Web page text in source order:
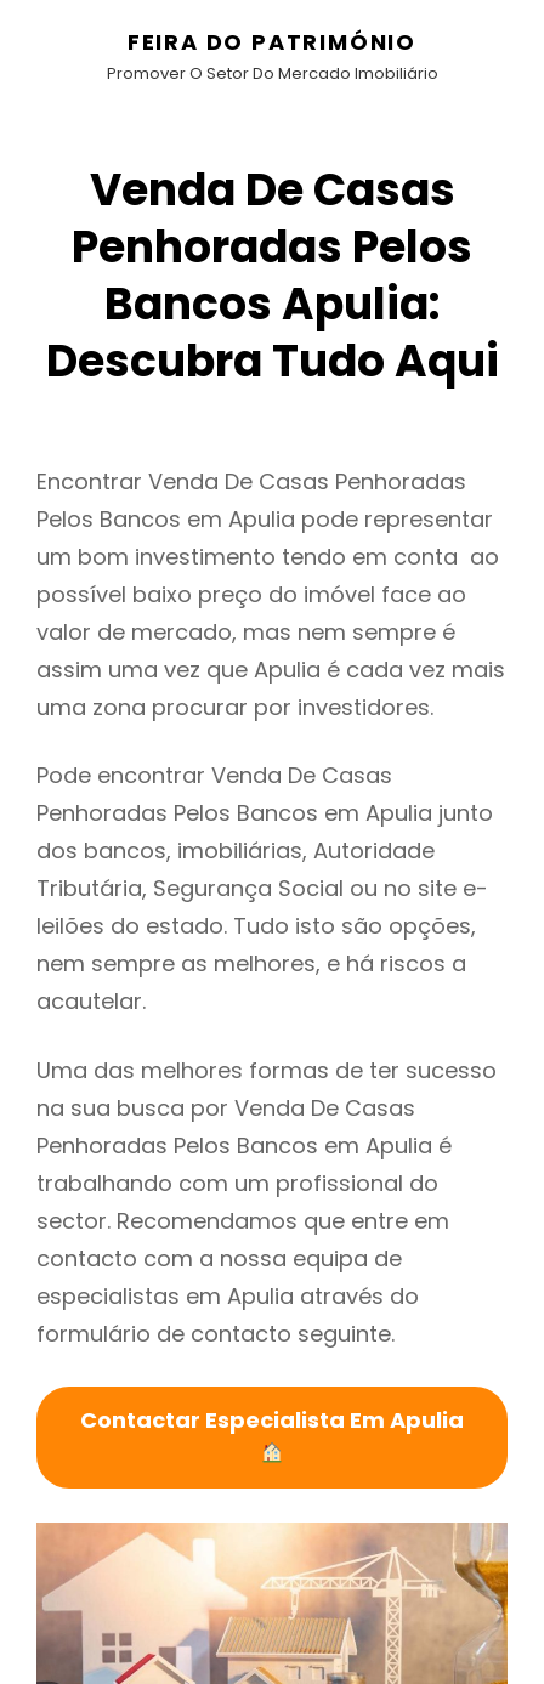
FEIRA DO PATRIMÓNIO
Promover O Setor Do Mercado Imobiliário
Venda De Casas
Penhoradas Pelos
Bancos Apulia:
Descubra Tudo Aqui
Encontrar Venda De Casas Penhoradas
Pelos Bancos em Apulia pode representar
um bom investimento tendo em conta ao
possível baixo preço do imóvel face ao
valor de mercado, mas nem sempre é
assim uma vez que Apulia é cada vez mais
uma zona procurar por investidores.
Pode encontrar Venda De Casas
Penhoradas Pelos Bancos em Apulia junto
dos bancos, imobiliárias, Autoridade
Tributária, Segurança Social ou no site e-
leilões do estado. Tudo isto são opções,
nem sempre as melhores, e há riscos a
acautelar.
Uma das melhores formas de ter sucesso
na sua busca por Venda De Casas
Penhoradas Pelos Bancos em Apulia é
trabalhando com um profissional do
sector. Recomendamos que entre em
contacto com a nossa equipa de
especialistas em Apulia através do
formulário de contacto seguinte.
Contactar Especialista Em Apulia